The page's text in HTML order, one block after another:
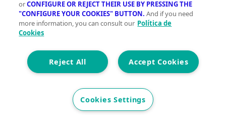
orCONFIGURE OR REJECT THEIR USE BY PRESSING THE
"CONFIGURE YOUR COOKIES" BUTTON. And if you need
more information, you can consult our Política de
Cookies
Accept Cookies
Reject All
Cookies Settings